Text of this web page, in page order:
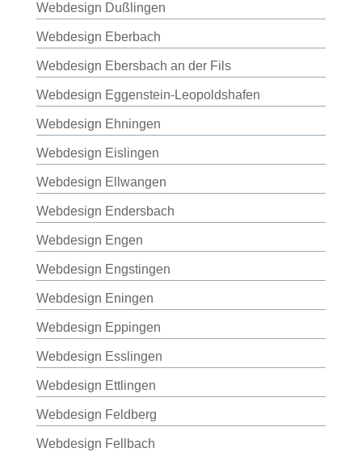
Webdesign Dußlingen
Webdesign Eberbach
Webdesign Ebersbach an der Fils
Webdesign Eggenstein-Leopoldshafen
Webdesign Ehningen
Webdesign Eislingen
Webdesign Ellwangen
Webdesign Endersbach
Webdesign Engen
Webdesign Engstingen
Webdesign Eningen
Webdesign Eppingen
Webdesign Esslingen
Webdesign Ettlingen
Webdesign Feldberg
Webdesign Fellbach